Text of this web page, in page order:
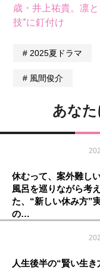
歳・井上祐貴。凛
技”に釘付け
2025夏ドラマ
風間俊介
あな
休むって、案外難し
風呂を巡りながら考え
た、“新しい休み方”
の…
人生後半の“賢い生き